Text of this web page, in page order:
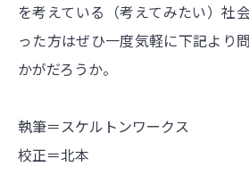
を考えている（考えてみたい）社
った方はぜひ一度気軽に下記より
かがだろうか。
執筆＝スケルトンワークス
校正＝北本